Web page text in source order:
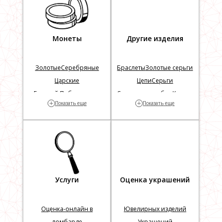
Монеты
ЗолотыеСеребряные
Царские
Георгий Победоносец
+ Показать еще
Другие изделия
БраслетыЗолотые серьги
ЦепиСерьги
Столовое серебро Кресты
Серебряные цепочки
Серебряные ложки
+ Показать еще
Услуги
Оценка-онлайн в
Оценка украшений
Ювелирных изделий